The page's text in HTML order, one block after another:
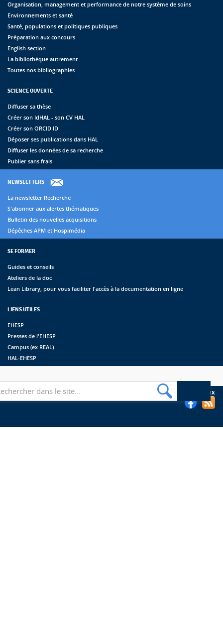
Organisation, management et performance de notre système de soins
Environnements et santé
Santé, populations et politiques publiques
Préparation aux concours
English section
La bibliothèque autrement
Toutes nos bibliographies
SCIENCE OUVERTE
Diffuser sa thèse
Créer son IdHAL - son CV HAL
Créer son ORCID ID
Déposer ses publications dans HAL
Diffuser les données de sa recherche
Publier sans frais
NEWSLETTERS
La newsletter Recherche
S'abonner aux alertes thématiques
Bulletin des nouvelles acquisitions
Dépêches APM et Hospimédia
SE FORMER
Guides et conseils
Ateliers de la doc
Lean Library, pour vous faciliter l'accès à la documentation en ligne
LIENS UTILES
EHESP
Presses de l'EHESP
Campus (ex REAL)
HAL-EHESP
Suivez les bibliothèques de l'EHESP sur les réseaux sociaux